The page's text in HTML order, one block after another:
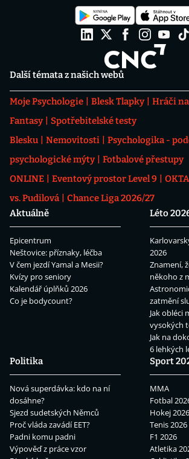
Další témata z našich webů
Moje Psychologie Blesk Tlapky Hráči
Fantasy
Spotřebitelské testy
Blesku
Nemovitosti
Psychologika -
psychologické mýty
Fotbalové přestupy
ONLINE
Eventový prostor Level 9
vs. Pudilová
Chance Liga 2026/27
Aktuálně
Epicentrum
Neštovice: příznaky, léčba
V čem jezdí Yamal a Mesii?
Kvízy pro seniory
Kalendář úplňků 2026
Co je bodycount?
Léto
2026
Znamení,
někoho z
zatmění
Jak obléci
vysokých
Jak na
6 lehkých
Politika
Nová superdávka: kdo na ní
dosáhne?
Sjezd sudetských Němců
Proč vláda zavádí EET?
Padni komu padni
Výpověď z práce vzor
Sport
MMA
Fotbal
Hokej 2026
Tenis 2026
F1 2026
Atletika